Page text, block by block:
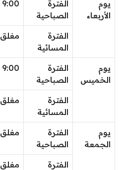
يوم
الأربعاء
الفترة
الصباحية
9:00 صباحًا
الفترة
المسائية
مغلق
يوم
الخميس
الفترة
الصباحية
9:00 صباحًا
الفترة
المسائية
مغلق
يوم
الجمعة
الفترة
الصباحية
مغلق
الفترة
مغلق